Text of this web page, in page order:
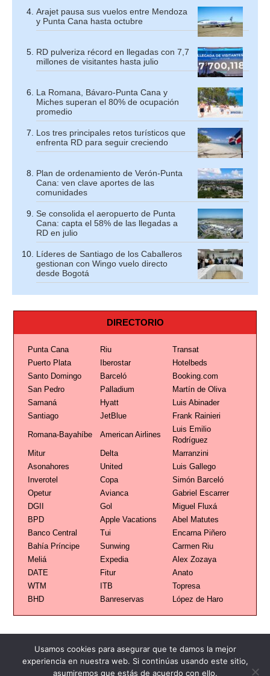
Arajet pausa sus vuelos entre Mendoza
y Punta Cana hasta octubre
RD pulveriza récord en llegadas con 7,7
millones de visitantes hasta julio
La Romana, Bávaro-Punta Cana y
Miches superan el 80% de ocupación
promedio
Los tres principales retos turísticos que
enfrenta RD para seguir creciendo
Plan de ordenamiento de Verón-Punta
Cana: ven clave aportes de las
comunidades
Se consolida el aeropuerto de Punta
Cana: capta el 58% de las llegadas a
RD en julio
Líderes de Santiago de los Caballeros
gestionan con Wingo vuelo directo
desde Bogotá
DIRECTORIO
Punta Cana Riu
Transat
Puerto Plata
Iberostar
Hotelbeds
Santo Domingo
Barceló
Booking.com
San Pedro
Palladium
Martín de Oliva
Samaná
Hyatt
Luis Abinader
Santiago
JetBlue Frank Rainieri
Romana-Bayahíbe American Airlines
Luis Emilio
Rodríguez
Mitur
Delta
Marranzini
Asonahores
United
Luis Gallego
Inverotel
Copa
Simón Barceló
Opetur
Avianca
Gabriel Escarrer
DGII
Gol
Miguel Fluxá
BPD
Apple Vacations
Abel Matutes
Banco Central
Tui
Encarna Piñero
Bahía Príncipe
Sunwing
Carmen Riu
Meliá
Expedia
Alex Zozaya
DATE
Fitur
Anato
WTM
ITB
Topresa
BHD
Banreservas López de Haro
Usamos cookies para asegurar que te damos la mejor
experiencia en nuestra web. Si continúas usando este sitio,
asumiremos que estás de acuerdo con ello.
Publicidad Redacción Contacto